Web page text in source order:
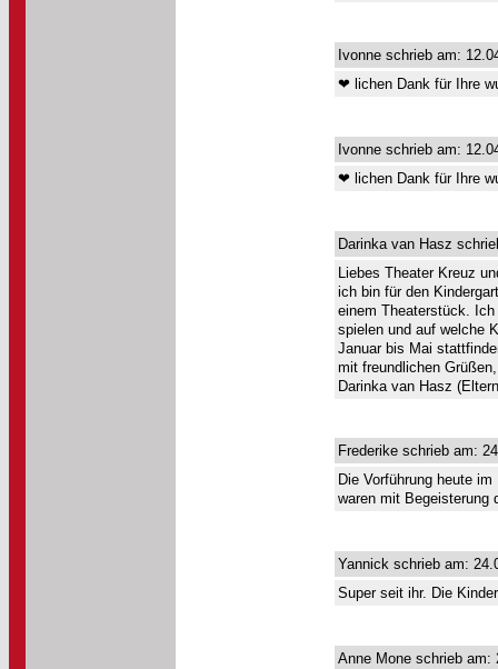
Ivonne schrieb am:
❤ lichen Dank für Ihre
Ivonne schrieb am:
❤ lichen Dank für Ihre
Darinka van Hasz
Liebes Theater Kreuz
ich bin für den
einem Theaterstück.
spielen und auf welche
Januar bis Mai
mit freundlichen Grüßen,
Darinka van Hasz
Frederike schrieb am:
Die Vorführung heute
waren mit Begeisterung
Yannick schrieb am:
Super seit ihr. Die
Anne Mone schrieb am: